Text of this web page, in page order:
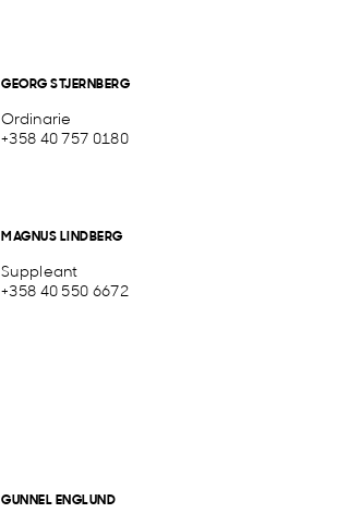
GEORG STJERNBERG
Ordinarie
+358 40 757 0180
MAGNUS LINDBERG
Suppleant
+358 40 550 6672
GUNNEL ENGLUND